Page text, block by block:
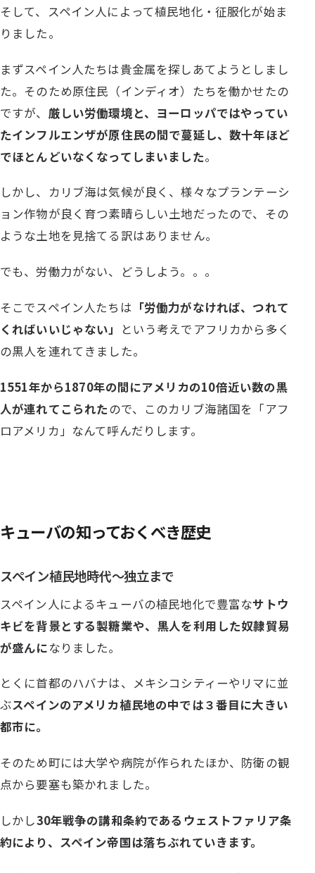
そして、スペイン人によって植民地化・征服化が始ま
りました。
まずスペイン人たちは貴金属を探しあてようとしまし
た。そのため原住民（インディオ）たちを働かせたの
ですが、 厳しい労働環境と、ヨーロッパではやってい
たインフルエンザが原住民の間で蔓延し、数十年ほど
でほとんどいなくなってしまいました。
しかし、カリブ海は気候が良く、様々なプランテーシ
ョン作物が良く育つ素晴らしい土地だったので、その
ような土地を見捨てる訳はありません。
でも、労働力がない、どうしよう。。。
そこでスペイン人たちは 「労働力がなければ、つれて
くればいいじゃない」
という考えでアフリカから多く
の黒人を連れてきました。
1551年から1870年の間にアメリカの10倍近い数の黒
人が連れてこられたので、このカリブ海諸国を「アフ
ロアメリカ」なんて呼んだりします。
キューバの知っておくべき歴史
スペイン植民地時代～独立まで
スペイン人によるキューバの植民地化で豊富なサトウ
キビを背景とする製糖業や、黒人を利用した奴隷貿易
が盛んになりました。
とくに首都のハバナは、メキシコシティーやリマに並
ぶスペインのアメリカ植民地の中では３番目に大きい
都市に。
そのため町には大学や病院が作られたほか、防衛の観
点から要塞も築かれました。
しかし30年戦争の講和条約であるウェストファリア条
約により、スペイン帝国は落ちぶれていきます。